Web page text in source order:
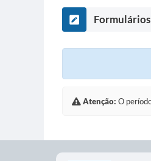
Atenção: O